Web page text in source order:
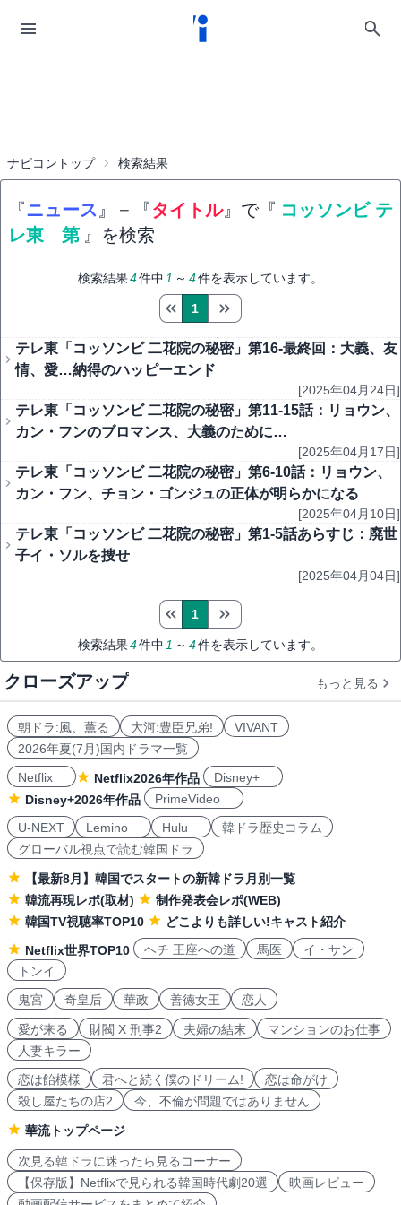
ナビコントップ 検索結果
『ニュース 』 − 『タイトル』で『 コッソンビ テ
レ東 第 』を検索
検索結果4件中 1 ～ 4件を表示しています。
1
テレ東「コッソンビ 二花院の秘密」第16-最終回：大義、友
情、愛…納得のハッピーエンド
[2025年04月24日]
テレ東「コッソンビ 二花院の秘密」第11-15話：リョウン、
カン・フンのブロマンス、大義のために…
[2025年04月17日]
テレ東「コッソンビ 二花院の秘密」第6-10話：リョウン、
カン・フン、チョン・ゴンジュの正体が明らかになる
[2025年04月10日]
テレ東「コッソンビ 二花院の秘密」第1-5話あらすじ：廃世
子イ・ソルを捜せ
[2025年04月04日]
検索結果4件中 1 ～ 4件を表示しています。
1
クローズアップ もっと見る
朝ドラ:風、薫る 大河:豊臣兄弟!
VIVANT
2026年夏(7月)国内ドラマ一覧
Netflix
Netflix2026年作品
Disney+
Disney+2026年作品
PrimeVideo
U-NEXT
Lemino Hulu
韓ドラ歴史コラム
グローバル視点で読む韓国ドラ
【最新8月】韓国でスタートの新韓ドラ月別一覧
韓流再現レポ(取材)
制作発表会レポ(WEB)
韓国TV視聴率TOP10
どこよりも詳しい!キャスト紹介
Netflix世界TOP10
ヘチ 王座への道 馬医
イ・サン
トンイ
鬼宮
奇皇后 華政 善徳女王 恋人
愛が来る 財閥 X 刑事2 夫婦の結末
マンションのお仕事
人妻キラー
恋は飴模様
君へと続く僕のドリーム!
恋は命がけ
殺し屋たちの店2
今、不倫が問題ではありません
華流トップページ
次見る韓ドラに迷ったら見るコーナー
【保存版】Netflixで見られる韓国時代劇20選
映画レビュー